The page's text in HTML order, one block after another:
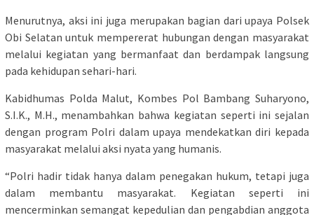
Menurutnya, aksi ini juga merupakan bagian dari upaya Polsek
Obi Selatan untuk mempererat hubungan dengan masyarakat
melalui kegiatan yang bermanfaat dan berdampak langsung
pada kehidupan sehari-hari.
Kabidhumas Polda Malut, Kombes Pol Bambang Suharyono,
S.I.K., M.H., menambahkan bahwa kegiatan seperti ini sejalan
dengan program Polri dalam upaya mendekatkan diri kepada
masyarakat melalui aksi nyata yang humanis.
“Polri hadir tidak hanya dalam penegakan hukum, tetapi juga
dalam membantu masyarakat. Kegiatan seperti ini
mencerminkan semangat kepedulian dan pengabdian anggota